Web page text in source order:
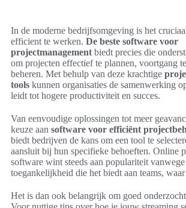
In de moderne bedrijfsomgeving is het
efficient te werken. De beste software voor
projectmanagement biedt precies die
om projecten effectief te plannen, voortgang
beheren. Met behulp van deze krachtige
tools kunnen organisaties de samenwerking
leidt tot hogere productiviteit en succes.
Van eenvoudige oplossingen tot meer
keuze aan software voor efficiënt
biedt bedrijven de kans om een tool te
aansluit bij hun specifieke behoeften. Online
software wint steeds aan populariteit
toegankelijkheid die het biedt aan teams,
Het is dan ook belangrijk om goed